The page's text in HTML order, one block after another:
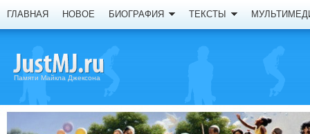
ГЛАВНАЯ НОВОЕ БИОГРАФИЯ ТЕКСТЫ
Памяти Майкла Джексона